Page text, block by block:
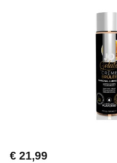
Afbeeldingengalerij overslaan
Normale prijs:
€ 21,99